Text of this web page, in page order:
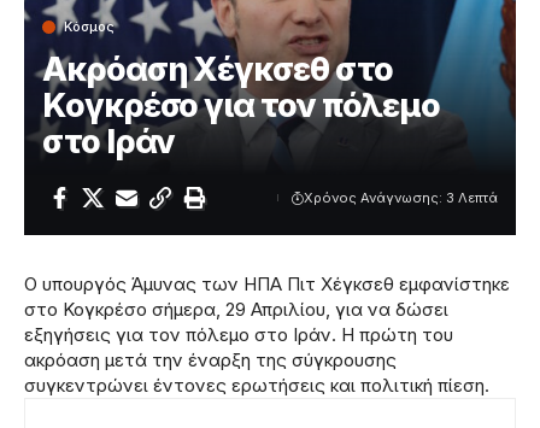
Κόσμος
Ακρόαση Χέγκσεθ στο
Κογκρέσο για τον πόλεμο
στο Ιράν
Χρόνος Ανάγνωσης: 3 Λεπτά
Ο υπουργός Άμυνας των ΗΠΑ Πιτ Χέγκσεθ εμφανίστηκε
στο Κογκρέσο σήμερα, 29 Απριλίου, για να δώσει
εξηγήσεις για τον πόλεμο στο Ιράν. Η πρώτη του
ακρόαση μετά την έναρξη της σύγκρουσης
συγκεντρώνει έντονες ερωτήσεις και πολιτική πίεση.